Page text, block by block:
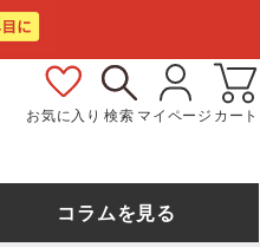
お気に入り 検索 マイページ カート
コラムを見る